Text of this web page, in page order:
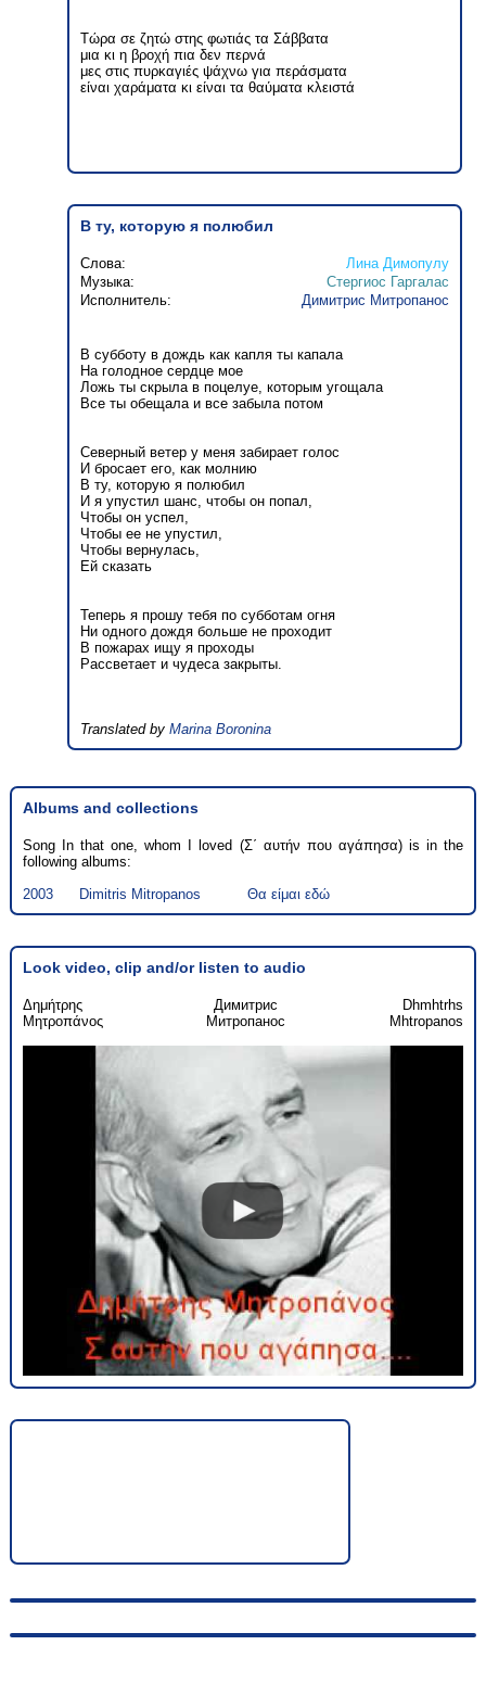
Τώρα σε ζητώ στης φωτιάς τα Σάββατα
μια κι η βροχή πια δεν περνά
μες στις πυρκαγιές ψάχνω για περάσματα
είναι χαράματα κι είναι τα θαύματα κλειστά
В ту, которую я полюбил
Слова:
Лина Димопулу
Музыка:
Стергиос Гаргалас
Исполнитель:
Димитрис Митропанос
В субботу в дождь как капля ты капала
На голодное сердце мое
Ложь ты скрыла в поцелуе, которым угощала
Все ты обещала и все забыла потом
Северный ветер у меня забирает голос
И бросает его, как молнию
В ту, которую я полюбил
И я упустил шанс, чтобы он попал,
Чтобы он успел,
Чтобы ее не упустил,
Чтобы вернулась,
Ей сказать
Теперь я прошу тебя по субботам огня
Ни одного дождя больше не проходит
В пожарах ищу я проходы
Рассветает и чудеса закрыты.
Translated byMarina Boronina
Albums and collections
Song In that one, whom I loved (Σ΄ αυτήν που αγάπησα) is in the
following albums:
2003
Dimitris Mitropanos Θα είμαι εδώ
Look video, clip and/or listen to audio
Δημήτρης
Μητροπάνος
Димитрис
Митропанос
Dhmhtrhs
Mhtropanos